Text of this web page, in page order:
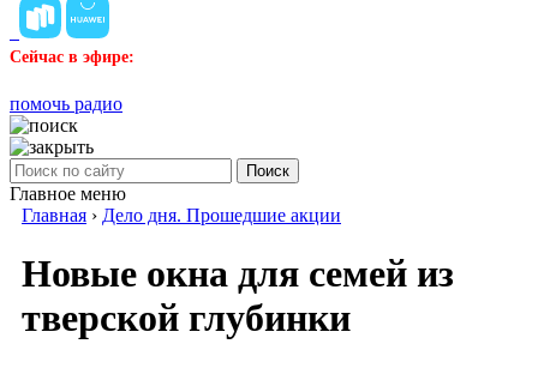
Сейчас в эфире:
помочь радио
Поиск
Главное меню
Главная › Дело дня. Прошедшие акции
Новые окна для семей из
тверской глубинки